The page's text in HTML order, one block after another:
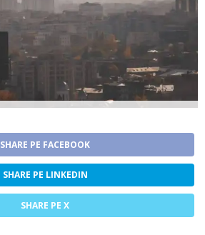
SHARE PE FACEBOOK
SHARE PE LINKEDIN
SHARE PE X